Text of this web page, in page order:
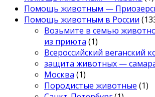
Помощь животным —
Помощь животным в России
Возьмите в семью
из приюта (1)
Всероссийский веганский
защита животных —
Москва (1)
Породистые животные (1)